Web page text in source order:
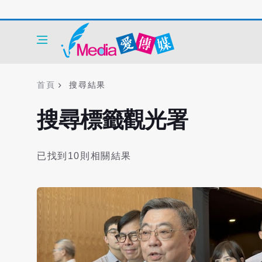
首頁 搜尋結果
搜尋標籤觀光署
已找到10則相關結果